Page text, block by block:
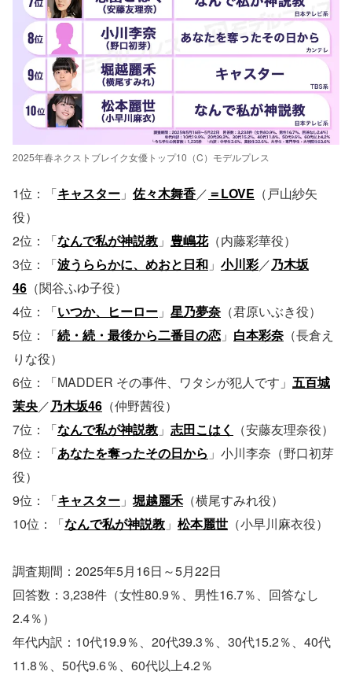
2025年春ネクストブレイク女優トップ10（C）モデルプレス
1位：「キャスター 」 佐々木舞香／ ＝LOVE （戸山紗矢
役）
2位：「なんで私が神説教 」 豊嶋花（内藤彩華役）
3位：「波うららかに、めおと日和 」 小川彩／乃木坂
46 （関谷ふゆ子役）
4位：「いつか、ヒーロー 」 星乃夢奈 （君原いぶき役）
5位：「続・続・最後から二番目の恋 」 白本彩奈 （長倉え
りな役）
6位：「MADDER その事件、ワタシが犯人です」 五百城
茉央／乃木坂46 （仲野茜役）
7位：「なんで私が神説教 」 志田こはく
（安藤友理奈役）
8位：「あなたを奪ったその日から 」小川李奈（野口初芽
役）
9位：「キャスター 」 堀越麗禾（横尾すみれ役）
10位：「なんで私が神説教 」 松本麗世 （小早川麻衣役）
調査期間：2025年5月16日～5月22日
回答数：3,238件（女性80.9％、男性16.7％、回答なし
2.4％）
年代内訳：10代19.9％、20代39.3％、30代15.2％、40代
11.8％、50代9.6％、60代以上4.2％